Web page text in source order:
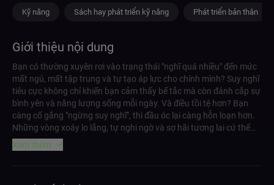
Kỹ năng Sách hay phát triển kỹ năng Phát triển bản thân
Giới thiệu nội dung
Bạn có thường xuyên rơi vào trạng thái "nghĩ quá nhiều" đến mức
mất ngủ, mất tập trung và tự tạo áp lực cho chính mình? Suy nghĩ
tiêu cực không chỉ khiến bạn cảm thấy bế tắc mà còn đánh cắp sự
bình yên và năng lượng sống mỗi ngày. Và điều tồi tệ hơn? Bạn
càng cố gắng "ngừng suy nghĩ", thì đầu óc lại càng hỗn loạn hơn.
Những vòng xoáy lo lắng, tự nghi ngờ và sợ hãi tương lai cứ thế
lặp lại – khiến bạn cảm thấy kiệt quệ, trì trệ và không thể sống trọn
vẹn hiện tại. Nhưng tin tốt là: bạn hoàn toàn có thể kiểm soát
Xem thêm